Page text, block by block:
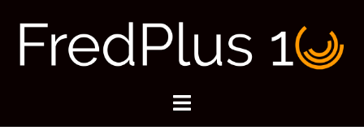
Inhalt
Menü